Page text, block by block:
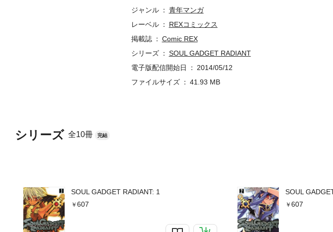
シリーズ 全10冊 完結
SOUL GADGET RADIANT: 1
607
SOUL
607
ジャンル
青年マンガ
レーベル
REXコミックス
掲載誌
Comic REX
シリーズ
SOUL GADGET RADIANT
電子版配信開始日
2014/05/12
ファイルサイズ
41.93 MB